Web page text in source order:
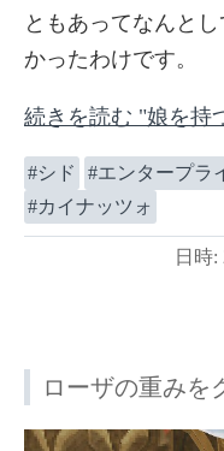
ともあってなんと
かったわけです。
続きを読む "娘を持
シド エンタープラ
カイナッツォ
日時:
ローザの重みを